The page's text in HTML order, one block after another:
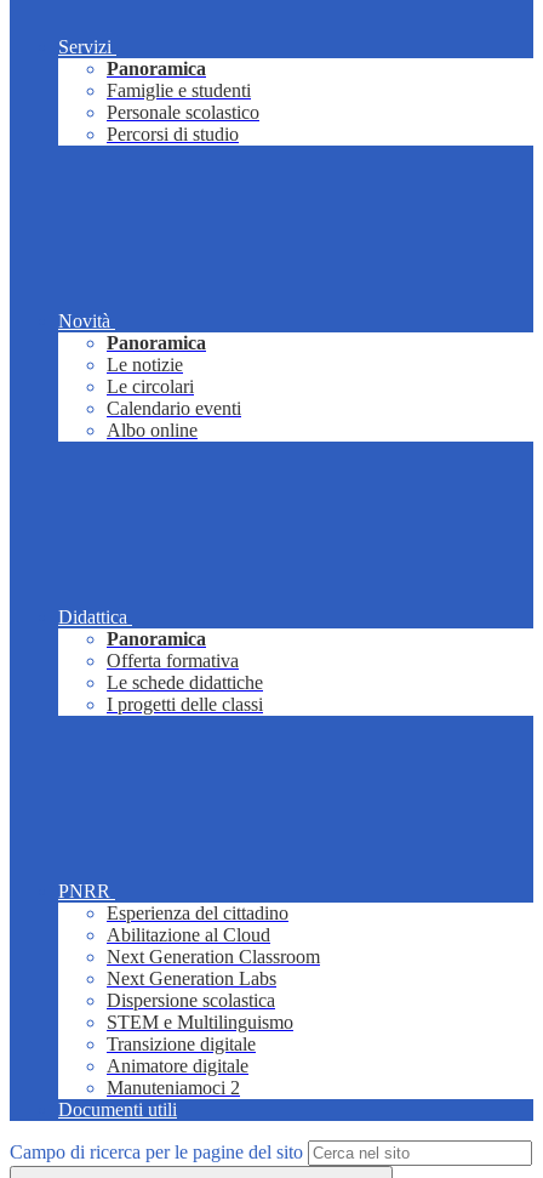
Servizi
Panoramica
Famiglie e studenti
Personale scolastico
Percorsi di studio
Novità
Panoramica
Le notizie
Le circolari
Calendario eventi
Albo online
Didattica
Panoramica
Offerta formativa
Le schede didattiche
I progetti delle classi
PNRR
Esperienza del cittadino
Abilitazione al Cloud
Next Generation Classroom
Next Generation Labs
Dispersione scolastica
STEM e Multilinguismo
Transizione digitale
Animatore digitale
Manuteniamoci 2
Documenti utili
Campo di ricerca per le pagine del sito